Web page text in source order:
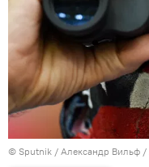
© Sputnik / Александр Вильф /